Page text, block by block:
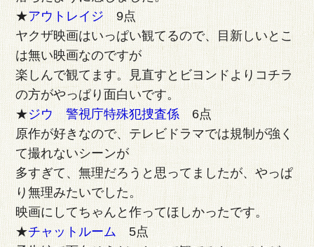
★アウトレイジ 9点
ヤクザ映画はいっぱい観てるので、目新しいとこ
は無い映画なのですが
楽しんで観てます。見直すとビヨンドよりコチラ
の方がやっぱり面白いです。
★ジウ 警視庁特殊犯捜査係6点
原作が好きなので、テレビドラマでは規制が強く
て撮れないシーンが
多すぎて、無理だろうと思ってましたが、やっぱ
り無理みたいでした。
映画にしてちゃんと作ってほしかったです。
★チャットルーム5点